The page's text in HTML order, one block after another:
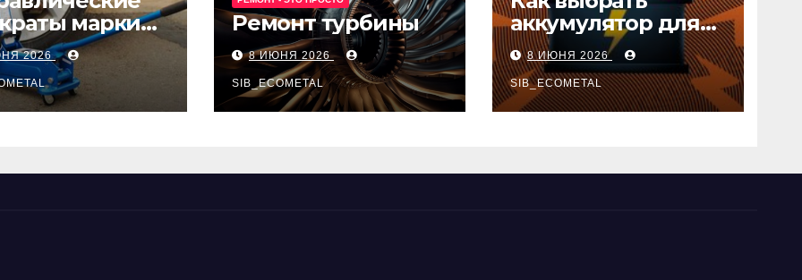
марки
и Avk-line
2026
Ремонт турбины
8 ИЮНЯ 2026
SIB_ECOMETAL
аккумулятор для
авто
8 ИЮНЯ 2026
SIB_ECOMETAL